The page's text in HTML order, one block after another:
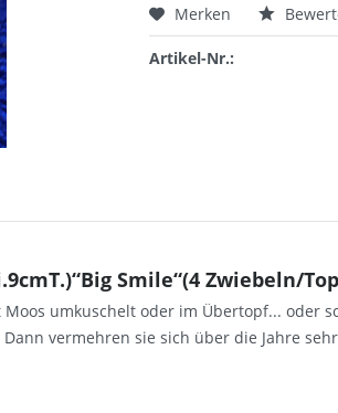
Merken
Artikel-Nr.:
Smile“(4 Zwiebeln/
umkuschelt oder im Übertopf... oder
vermehren sie sich über die Jahre